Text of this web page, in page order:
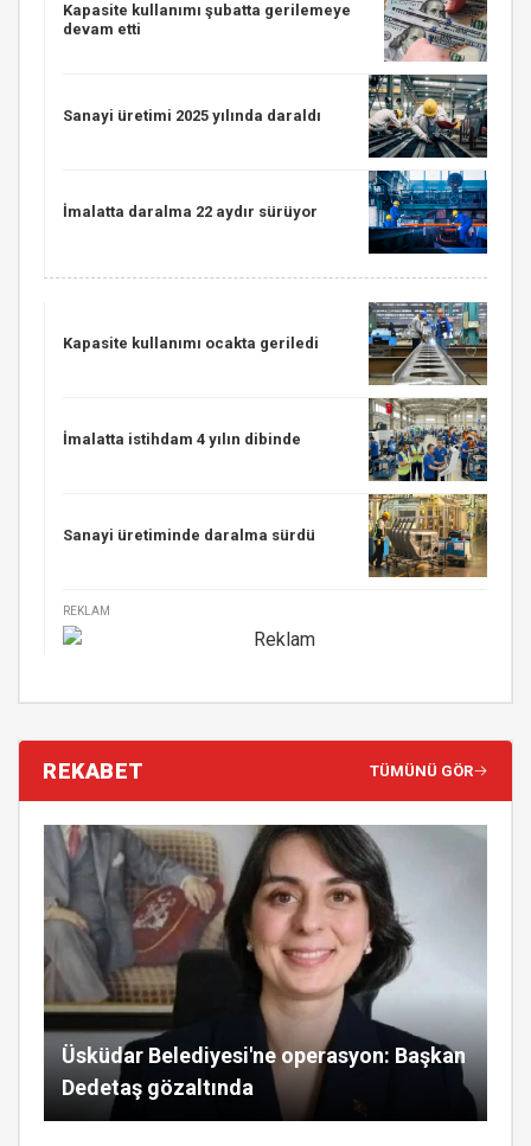
Kapasite kullanımı şubatta gerilemeye
devam etti
Sanayi üretimi 2025 yılında daraldı
İmalatta daralma 22 aydır sürüyor
Kapasite kullanımı ocakta geriledi
İmalatta istihdam 4 yılın dibinde
Sanayi üretiminde daralma sürdü
REKLAM
REKABET TÜMÜNÜ GÖR
Üsküdar Belediyesi'ne operasyon: Başkan
Dedetaş gözaltında